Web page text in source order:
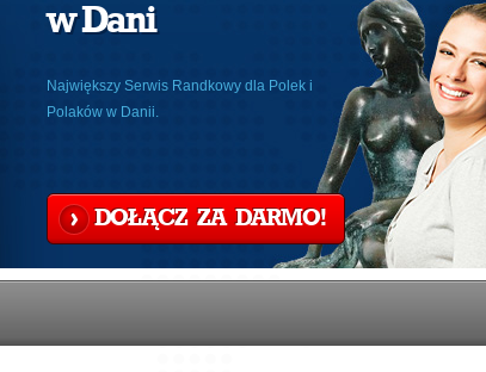
w Dani
Największy Serwis Randkowy dla Polek i
Polaków w Danii.
DOŁĄCZ ZA DARMO!